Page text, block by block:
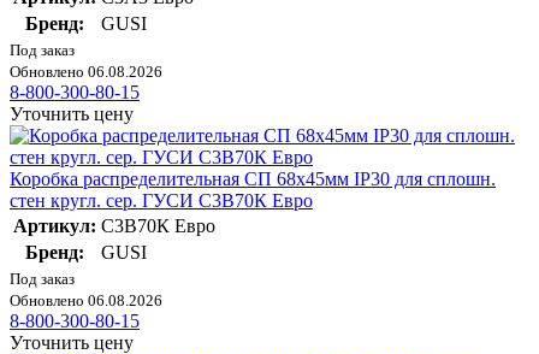
Бренд:
GUSI
Под заказ
Обновлено 06.08.2026
8-800-300-80-15
Уточнить цену
Коробка распределительная СП 68х45мм IP30 для сплошн.
стен кругл. сер. ГУСИ С3В70К Евро
Артикул: С3В70К Евро
Бренд:
GUSI
Под заказ
Обновлено 06.08.2026
8-800-300-80-15
Уточнить цену